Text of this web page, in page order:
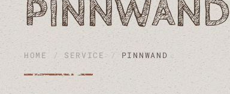
PINNWAND
HOME SERVICE PINNWAND